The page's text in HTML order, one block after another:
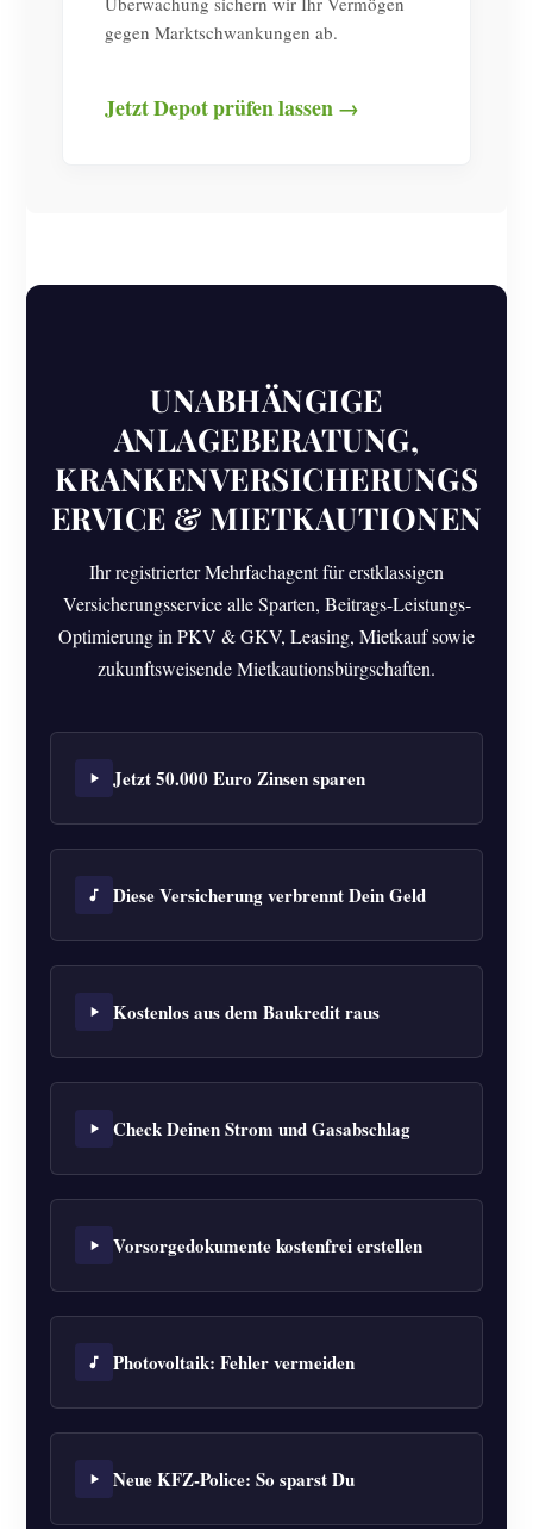
gegen Marktschwankungen ab.
Jetzt Depot prüfen lassen →
UNABHÄNGIGE
ANLAGEBERATUNG,
KRANKENVERSICHERUNGS
ERVICE & MIETKAUTIONEN
Ihr registrierter Mehrfachagent für erstklassigen
Versicherungsservice alle Sparten, Beitrags-Leistungs-
Optimierung in PKV & GKV, Leasing, Mietkauf sowie
zukunftsweisende Mietkautionsbürgschaften.
Jetzt 50.000 Euro Zinsen sparen
Diese Versicherung verbrennt Dein Geld
Kostenlos aus dem Baukredit raus
Check Deinen Strom und Gasabschlag
Vorsorgedokumente kostenfrei erstellen
Photovoltaik: Fehler vermeiden
Neue KFZ-Police: So sparst Du